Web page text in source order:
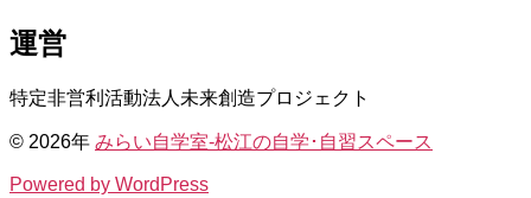
運営
特定非営利活動法人未来創造プロジェクト
© 2026年 みらい自学室-松江の自学･自習スペース
Powered by WordPress